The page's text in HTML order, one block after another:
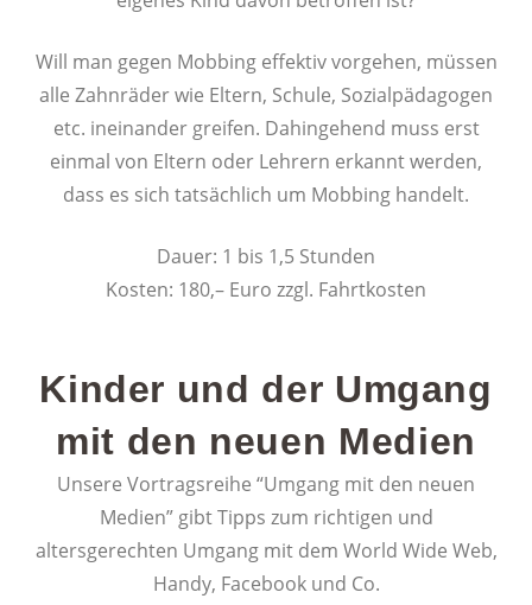
Will man gegen Mobbing effektiv vorgehen, müssen
alle Zahnräder wie Eltern, Schule, Sozialpädagogen
etc. ineinander greifen. Dahingehend muss erst
einmal von Eltern oder Lehrern erkannt werden,
dass es sich tatsächlich um Mobbing handelt.
Dauer: 1 bis 1,5 Stunden
Kosten: 180,– Euro zzgl. Fahrtkosten
Kinder und der Umgang
mit den neuen Medien
Unsere Vortragsreihe “Umgang mit den neuen
Medien” gibt Tipps zum richtigen und
altersgerechten Umgang mit dem World Wide Web,
Handy, Facebook und Co.